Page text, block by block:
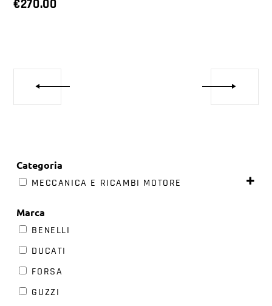
€270.00
Categoria
MECCANICA E RICAMBI MOTORE
Marca
BENELLI
DUCATI
FORSA
GUZZI